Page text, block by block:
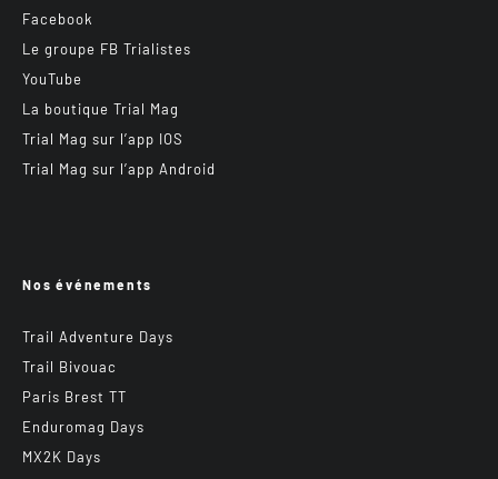
Facebook
Le groupe FB Trialistes
YouTube
La boutique Trial Mag
Trial Mag sur l’app IOS
Trial Mag sur l’app Android
Nos événements
Trail Adventure Days
Trail Bivouac
Paris Brest TT
Enduromag Days
MX2K Days